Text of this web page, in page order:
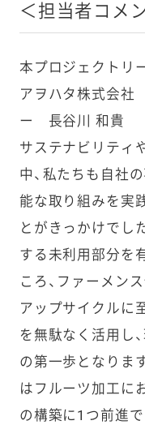
＜担当者コメ
本プロジェクトリ
アヲハタ株式会社
ー 長谷川 和貴
サステナビリティ
中、私たちも自社
能な取り組みを実
とがきっかけでし
する未利用部分を
ころ、ファーメン
アップサイクルに
を無駄なく活用し
の第一歩となりま
はフルーツ加工に
の構築に1つ前進で